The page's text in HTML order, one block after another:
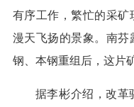
有序工作，繁忙的采矿
漫天飞扬的景象。南
钢、本钢重组后，这片
据李彬介绍，改革